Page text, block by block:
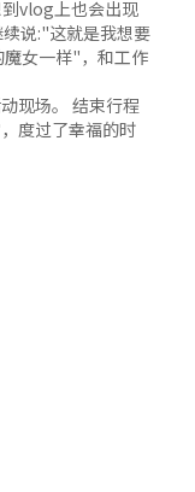
vlog上也会出现
说:"这就是我想要
魔女一样"，和工作
现场。 结束行程
度过了幸福的时